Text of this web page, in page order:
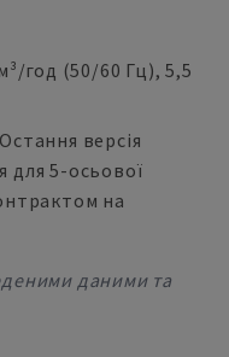
год (50/60 Гц), 5,5
версія
для 5-осьової
на
даними та